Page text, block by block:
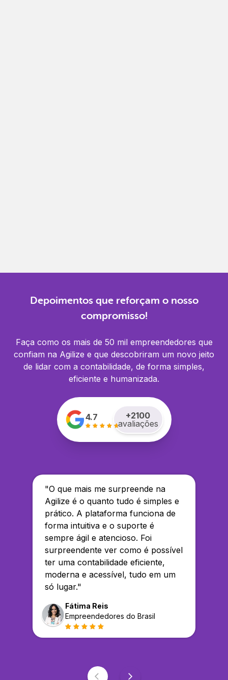
Depoimentos que reforçam o nosso
compromisso!
Faça como os mais de 50 mil empreendedores que
confiam na Agilize e que descobriram um novo jeito
de lidar com a contabilidade, de forma simples,
eficiente e humanizada.
4.7 +2100
avaliações
"O que mais me surpreende na
Agilize é o quanto tudo é simples e
prático. A plataforma funciona de
forma intuitiva e o suporte é
sempre ágil e atencioso. Foi
surpreendente ver como é possível
ter uma contabilidade eficiente,
moderna e acessível, tudo em um
só lugar."
Fátima Reis
Empreendedores do Brasil